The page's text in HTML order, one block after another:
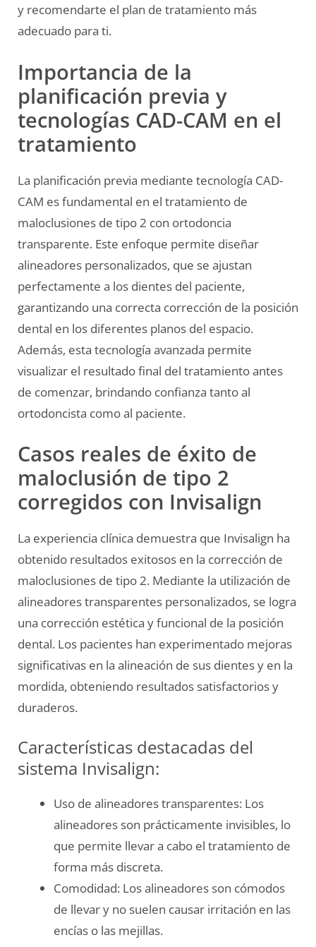
y recomendarte el plan de tratamiento más
adecuado para ti.
Importancia de la
planificación previa y
tecnologías CAD-CAM en el
tratamiento
La planificación previa mediante tecnología CAD-
CAM es fundamental en el tratamiento de
maloclusiones de tipo 2 con ortodoncia
transparente. Este enfoque permite diseñar
alineadores personalizados, que se ajustan
perfectamente a los dientes del paciente,
garantizando una correcta corrección de la posición
dental en los diferentes planos del espacio.
Además, esta tecnología avanzada permite
visualizar el resultado final del tratamiento antes
de comenzar, brindando confianza tanto al
ortodoncista como al paciente.
Casos reales de éxito de
maloclusión de tipo 2
corregidos con Invisalign
La experiencia clínica demuestra que Invisalign ha
obtenido resultados exitosos en la corrección de
maloclusiones de tipo 2. Mediante la utilización de
alineadores transparentes personalizados, se logra
una corrección estética y funcional de la posición
dental. Los pacientes han experimentado mejoras
significativas en la alineación de sus dientes y en la
mordida, obteniendo resultados satisfactorios y
duraderos.
Características destacadas del
sistema Invisalign:
Uso de alineadores transparentes: Los
alineadores son prácticamente invisibles, lo
que permite llevar a cabo el tratamiento de
forma más discreta.
Comodidad: Los alineadores son cómodos
de llevar y no suelen causar irritación en las
encías o las mejillas.